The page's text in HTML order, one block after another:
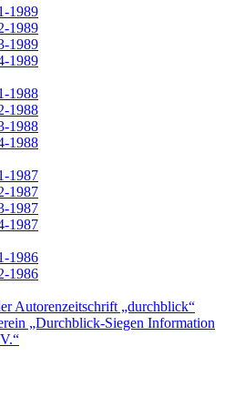
1989
1989
1989
1989
1988
1988
1988
1988
1987
1987
1987
1987
1986
1986
Autorenzeitschrift „durchblick“
„Durchblick-Siegen Information